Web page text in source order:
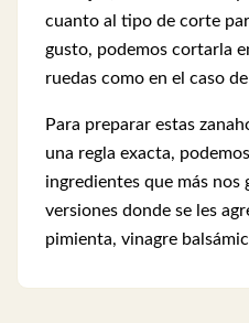
cuanto al tipo de corte
gusto, podemos cortarla
ruedas como en el caso
Para preparar estas
una regla exacta,
ingredientes que más nos
versiones donde se les
pimienta, vinagre